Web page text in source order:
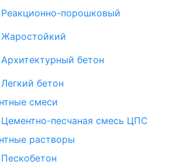
Реакционно-порошковый
Жаростойкий
Архитектурный бетон
Легкий бетон
смеси
Цементно-песчаная смесь ЦПС
растворы
Пескобетон